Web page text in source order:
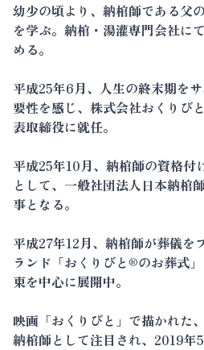
幼少の頃より、納棺師である父
を学ぶ。納棺・湯灌専門会社に
める。
平成25年6月、人生の終末期を
要性を感じ、株式会社おくりび
表取締役に就任。
平成25年10月、納棺師の資格付
として、一般社団法人日本納棺
事となる。
平成27年12月、納棺師が葬儀を
ランド「おくりびと®のお葬式
東を中心に展開中。
映画「おくりびと」で描かれた
納棺師として注目され、2019